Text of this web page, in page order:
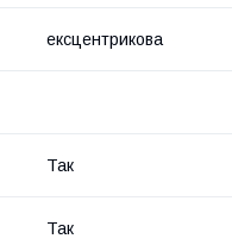
ексцентрикова
Так
Так